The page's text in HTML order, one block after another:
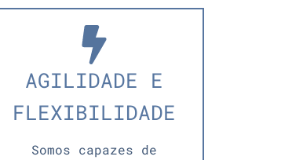
AGILIDADE E
FLEXIBILIDADE
Somos capazes de